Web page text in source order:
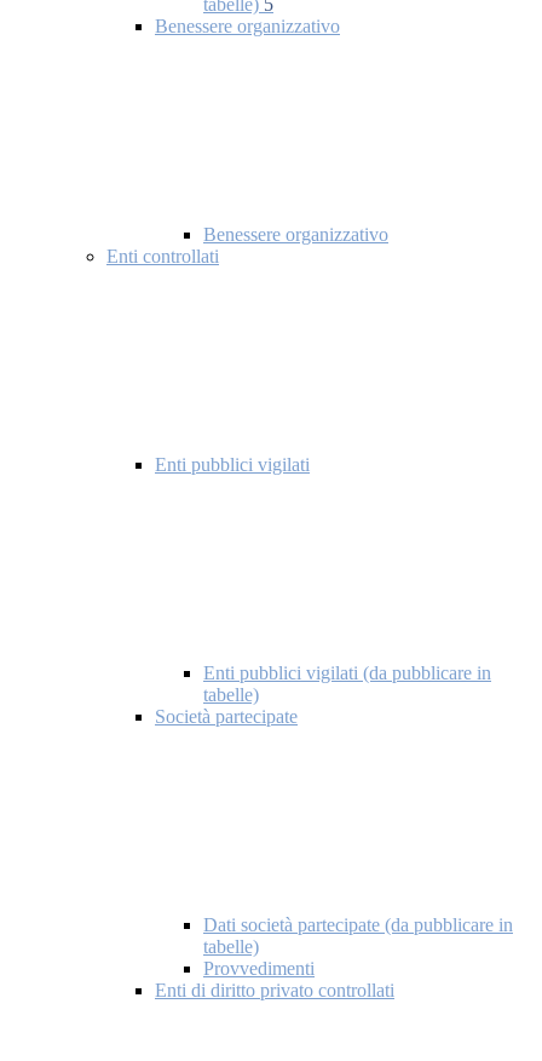
tabelle) 5
Benessere organizzativo
Benessere organizzativo
Enti controllati
Enti pubblici vigilati
Enti pubblici vigilati (da pubblicare in
tabelle)
Società partecipate
Dati società partecipate (da pubblicare in
tabelle)
Provvedimenti
Enti di diritto privato controllati